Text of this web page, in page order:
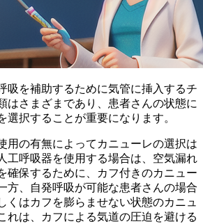
吸を補助するために気管に挿入するチ
はさまざまであり、患者さんの状態に
選択することが重要になります。
用の有無によってカニューレの選択は
工呼吸器を使用する場合は、空気漏れ
確保するために、
カフ付きのカニュー
方、自発呼吸が可能な患者さんの場合
くはカフを膨らませない状態のカニュ
れは、カフによる気道の圧迫を避ける